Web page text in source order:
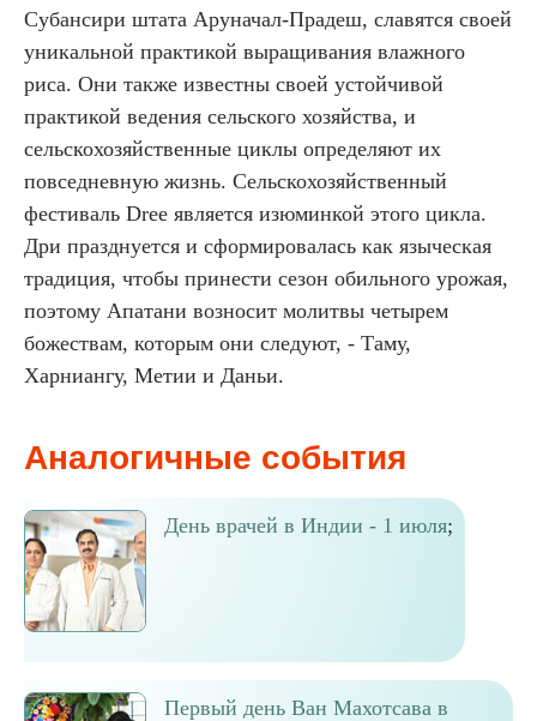
Субансири штата Аруначал-Прадеш, славятся своей
уникальной практикой выращивания влажного
риса. Они также известны своей устойчивой
практикой ведения сельского хозяйства, и
сельскохозяйственные циклы определяют их
повседневную жизнь. Сельскохозяйственный
фестиваль Dree является изюминкой этого цикла.
Дри празднуется и сформировалась как языческая
традиция, чтобы принести сезон обильного урожая,
поэтому Апатани возносит молитвы четырем
божествам, которым они следуют, - Таму,
Харниангу, Метии и Даньи.
Аналогичные события
День врачей в Индии - 1 июля;
Первый день Ван Махотсава в